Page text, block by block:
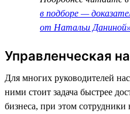
в подборе —
от Натальи Даниной»
Управленческая
Для многих руководителей
ними стоит задача быстрее
бизнеса, при этом